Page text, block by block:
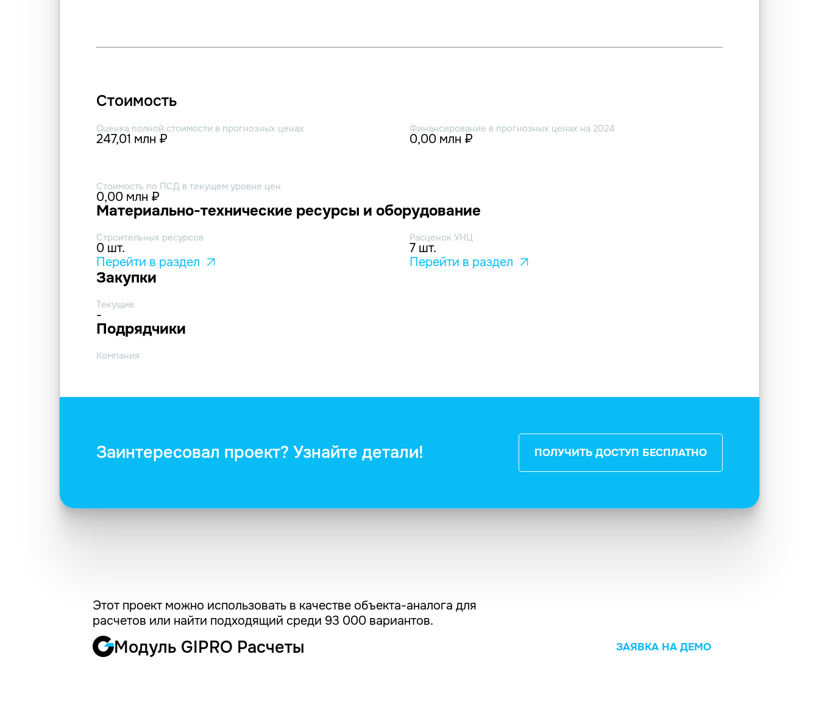
Стоимость
Оценка полной стоимости в прогнозных ценах
247,01 млн ₽
Финансирование в прогнозных ценах на 2024
0,00 млн ₽
Стоимость по ПСД в текущем уровне цен
0,00 млн ₽
Материально-технические ресурсы и оборудование
Строительных ресурсов
0 шт.
Перейти в раздел
Расценок УНЦ
7 шт.
Перейти в раздел
Закупки
Текущие
-
Подрядчики
Компания
Заинтересовал проект? Узнайте детали! ПОЛУЧИТЬ ДОСТУП БЕСПЛАТНО
Этот проект можно использовать в качестве объекта-аналога для
расчетов или найти подходящий среди 93 000 вариантов.
Модуль GIPRO Расчеты ЗАЯВКА НА ДЕМО